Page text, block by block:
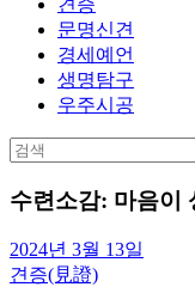
견증
문명신견
경세예언
생명탐구
우주시공
Search
for:
수련소감: 마음이
2024년 3월 13일
견증(見證)